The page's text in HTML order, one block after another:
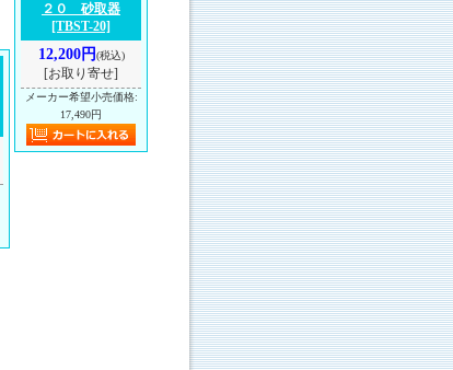
２０ 砂取器
[TBST-20]
12,200円(税込)
[お取り寄せ]
メーカー希望小売価格:
17,490円